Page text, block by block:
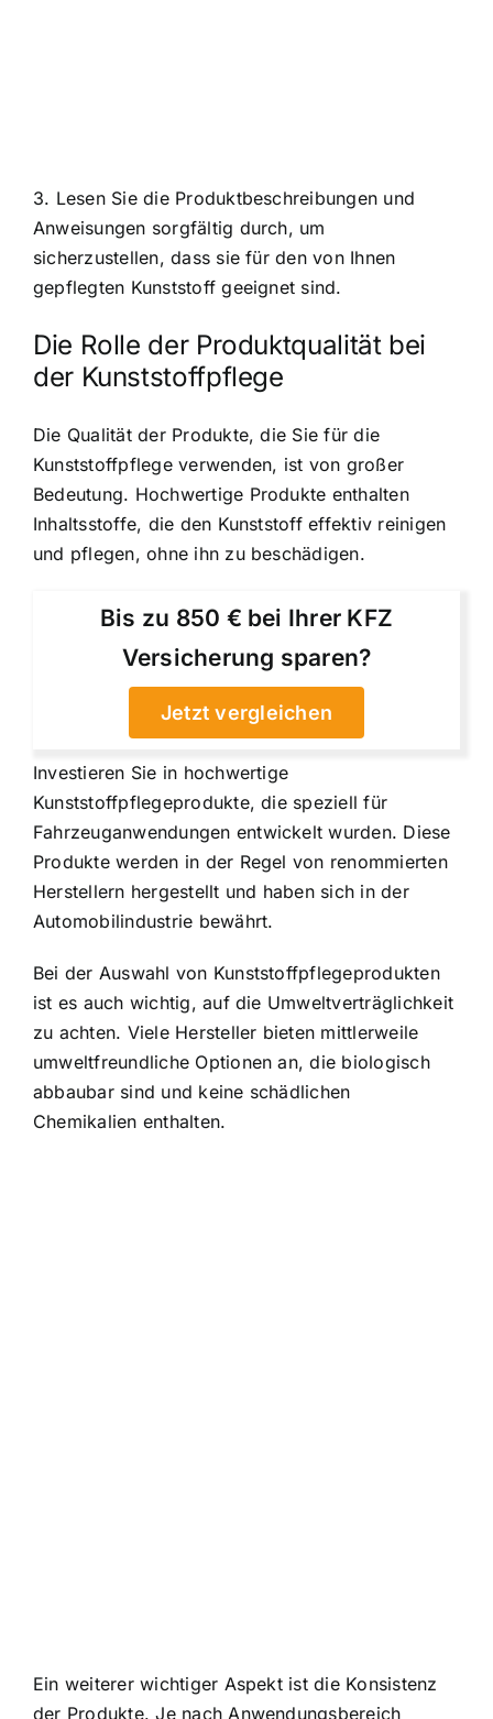
3. Lesen Sie die Produktbeschreibungen und
Anweisungen sorgfältig durch, um
sicherzustellen, dass sie für den von Ihnen
gepflegten Kunststoff geeignet sind.
Die Rolle der Produktqualität bei
der Kunststoffpflege
Die Qualität der Produkte, die Sie für die
Kunststoffpflege verwenden, ist von großer
Bedeutung. Hochwertige Produkte enthalten
Inhaltsstoffe, die den Kunststoff effektiv reinigen
und pflegen, ohne ihn zu beschädigen.
Bis zu 850 € bei Ihrer KFZ
Versicherung sparen?
Jetzt vergleichen
Investieren Sie in hochwertige
Kunststoffpflegeprodukte, die speziell für
Fahrzeuganwendungen entwickelt wurden. Diese
Produkte werden in der Regel von renommierten
Herstellern hergestellt und haben sich in der
Automobilindustrie bewährt.
Bei der Auswahl von Kunststoffpflegeprodukten
ist es auch wichtig, auf die Umweltverträglichkeit
zu achten. Viele Hersteller bieten mittlerweile
umweltfreundliche Optionen an, die biologisch
abbaubar sind und keine schädlichen
Chemikalien enthalten.
Ein weiterer wichtiger Aspekt ist die Konsistenz
der Produkte. Je nach Anwendungsbereich